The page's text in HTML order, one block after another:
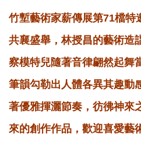
竹塹藝術家薪傳展第71檔特
共襄盛舉，林授昌的藝術造
察模特兒隨著音律翩然起舞
筆韻勾勒出人體各異其趣動
著優雅揮灑節奏，彷彿神來
來的創作作品，歡迎喜愛藝